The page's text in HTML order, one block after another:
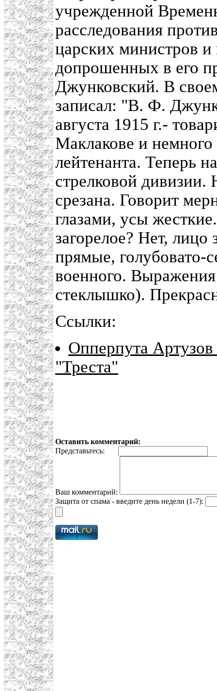
учрежденной
расследования
царских министров
допрошенных в его
Джунковский. В
записал: "В. Ф.
августа 1915 г.-
Маклакове и
лейтенанта. Теперь
стрелковой дивизии.
срезана. Говорит
глазами, усы
загорелое? Нет, лицо
прямые, голубовато-
военного.
стеклышко).
Ссылки:
Опперпута Артузов
"Треста"
Оставить комментарий:
Представьтесь:
Ваш комментарий:
Защита от спама - введите день недели (1-7):